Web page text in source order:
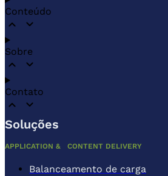
Conteúdo
Sobre
Contato
Soluções
APPLICATION & CONTENT DELIVERY
Balanceamento de carga